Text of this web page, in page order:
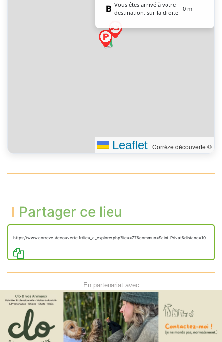
Vous êtes arrivé à votre
destination, sur la droite
0 m
Leaflet | Corrèze découverte ©
Partager ce lieu
https://www.correze-decouverte.fr/lieu_a_explorer.php?lieu=77&commun=Saint-Privat&distanc=10
En partenariat avec